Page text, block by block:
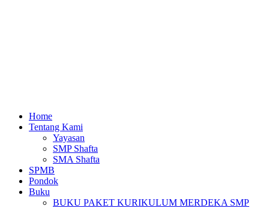
Home
Tentang Kami
Yayasan
SMP Shafta
SMA Shafta
SPMB
Pondok
Buku
BUKU PAKET KURIKULUM MERDEKA SMP